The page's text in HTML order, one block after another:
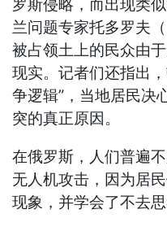
罗斯侵略，而出现类
兰问题专家托多罗夫
被占领土上的民众由
现实。记者们还指出
争逻辑”，当地居民决
突的真正原因。
在俄罗斯，人们普遍
无人机攻击，因为居
现象，并学会了不去思